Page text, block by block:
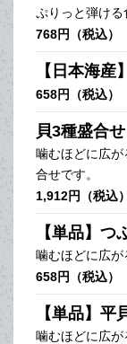
ぷりっと弾ける
768円（税込）
【日本海産
658円（税込）
貝3種盛合せ
噛むほどに広
合せです。
1,912円（税込）
【単品】つ
噛むほどに広が
658円（税込）
【単品】平
噛むほどに広が